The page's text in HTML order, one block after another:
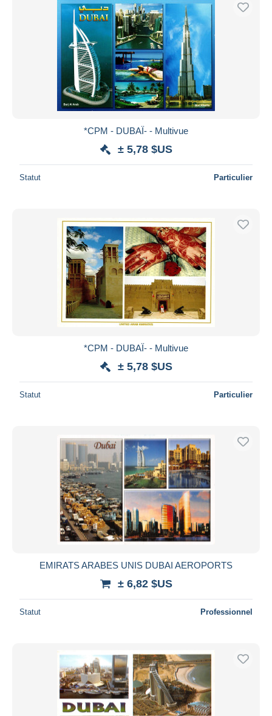
Uniquement en réduction
Livraison gratuite
Méthodes de paiement
PayPal
Virement bancaire
Visa
Mastercard
Bancontact
Tout désélectionner
Monde entier
Appliquer
*CPM - DUBAÏ- - Multivue
± 5,78 $US
Statut Particulier
*CPM - DUBAÏ- - Multivue
± 5,78 $US
Statut Particulier
EMIRATS ARABES UNIS DUBAI AEROPORTS
± 6,82 $US
Statut Professionnel